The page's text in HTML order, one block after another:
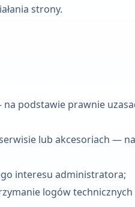
strony.
podstawie prawnie
lub akcesoriach —
interesu administratora;
logów